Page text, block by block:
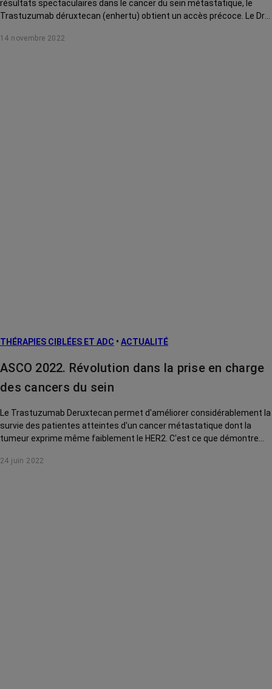
résultats spectaculaires dans le cancer du sein métastatique, le
Trastuzumab déruxtecan (enhertu) obtient un accès précoce. Le Dr
médicale au centre Léon Bérard (Lyon), nous explique quel est ce
14 novembre 2022
THÉRAPIES CIBLÉES ET ADC • ACTUALITÉ
ASCO 2022. Révolution dans la prise en charge
des cancers du sein
Le Trastuzumab Deruxtecan permet d'améliorer considérablement la
survie des patientes atteintes d'un cancer métastatique dont la
tumeur exprime même faiblement le HER2. C'est ce que démontre
du cancer du sein. Explications du Pr Saghatchian.
24 juin 2022